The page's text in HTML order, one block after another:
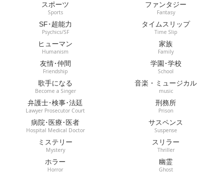
スポーツ
Sports
ファンタジー
Fantasy
SF･超能力
Psychics/SF
タイムスリップ
Time Slip
ヒューマン
Humanism
家族
Family
友情･仲間
Friendship
学園･学校
School
歌手になる
Become a Singer
音楽・ミュージカル
music
弁護士･検事･法廷
Lawyer Prosecutor Court
刑務所
Prison
病院･医療･医者
Hospital Medical Doctor
サスペンス
Suspense
ミステリー
Mystery
スリラー
Thriller
ホラー
Horror
幽霊
Ghost